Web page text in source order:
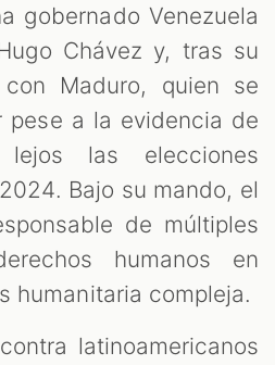
gobernado Venezuela
Chávez y, tras su
Maduro, quien se
pese a la evidencia de
las elecciones
Bajo su mando, el
de múltiples
humanos en
humanitaria compleja.
latinoamericanos